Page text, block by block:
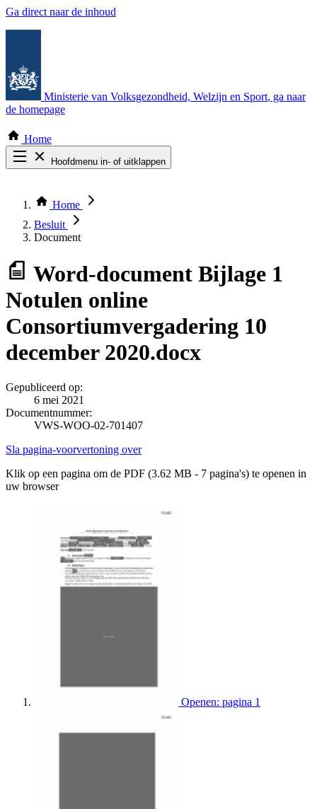
Ga direct naar de inhoud
Ministerie van Volksgezondheid, Welzijn en Sport, ga naar
de homepage
Home
Hoofdmenu in- of uitklappen
Thema COVID-19
Bekijk per bestuursorgaan
Home
Besluit
Document
Word-document Bijlage 1
Notulen online
Consortiumvergadering 10
december 2020.docx
Gepubliceerd op:
6 mei 2021
Documentnummer:
VWS-WOO-02-701407
Sla pagina-voorvertoning over
Klik op een pagina om de PDF (3.62 MB - 7 pagina's) te openen in
uw browser
Openen: pagina 1